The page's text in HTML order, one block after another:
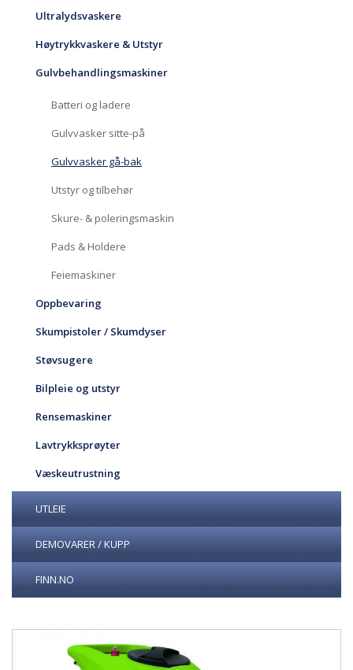
Ultralydsvaskere
Høytrykkvaskere & Utstyr
Gulvbehandlingsmaskiner
Batteri og ladere
Gulvvasker sitte-på
Gulvvasker gå-bak
Utstyr og tilbehør
Skure- & poleringsmaskin
Pads & Holdere
Feiemaskiner
Oppbevaring
Skumpistoler / Skumdyser
Støvsugere
Bilpleie og utstyr
Rensemaskiner
Lavtrykksprøyter
Væskeutrustning
UTLEIE
DEMOVARER / KUPP
FINN.NO